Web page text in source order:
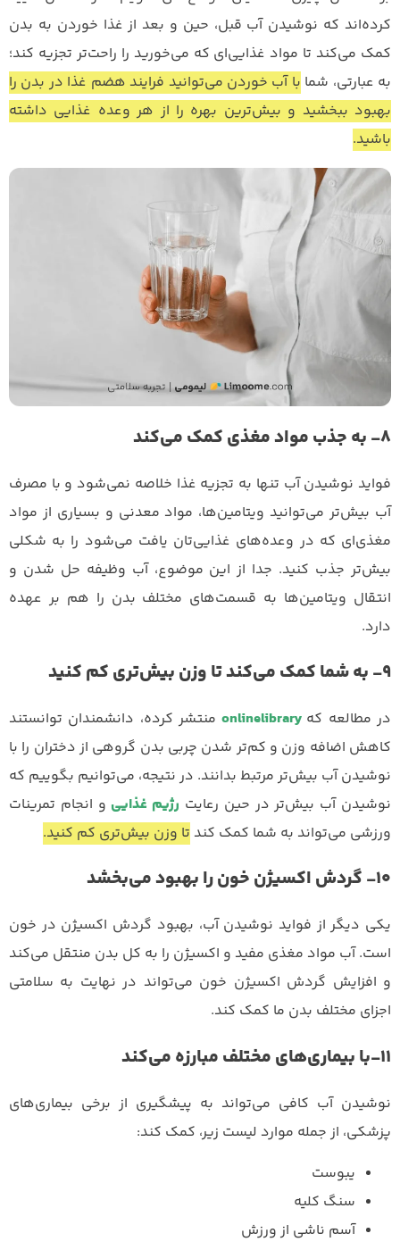
کرده‌اند که نوشیدن آب قبل، حین و بعد از غذا خوردن به بدن
کمک می‌کند تا مواد غذایی‌ای که می‌خورید را راحت‌تر تجزیه کند؛
به عبارتی، شما با آب خوردن می‌توانید فرایند هضم غذا در بدن را
بهبود ببخشید و بیش‌ترین بهره را از هر وعده غذایی داشته
باشید.
۸- به جذب مواد مغذی کمک می‌کند
فواید نوشیدن آب تنها به تجزیه غذا خلاصه نمی‌شود و با مصرف
آب بیش‌تر می‌توانید ویتامین‌ها، مواد معدنی و بسیاری از مواد
مغذی‌ای که در وعده‌های غذایی‌تان یافت می‌شود را به شکلی
بیش‌تر جذب کنید. جدا از این موضوع، آب وظیفه حل شدن و
انتقال ویتامین‌ها به قسمت‌های مختلف بدن را هم بر عهده
دارد.
۹- به شما کمک می‌کند تا وزن بیش‌تری کم کنید
در مطالعه که
منتشر کرده، دانشمندان توانستند
کاهش اضافه وزن و کم‌تر شدن چربی بدن گروهی از دختران را با
نوشیدن آب بیش‌تر مرتبط بدانند. در نتیجه، می‌توانیم بگوییم که
نوشیدن آب بیش‌تر در حین رعایت رژیم غذایی و انجام تمرینات
ورزشی می‌تواند به شما کمک کند تا وزن بیش‌تری کم کنید.
۱۰- گردش اکسیژن خون را بهبود می‌بخشد
یکی دیگر از فواید نوشیدن آب، بهبود گردش اکسیژن در خون
است. آب مواد مغذی مفید و اکسیژن را به کل بدن منتقل می‌کند
و افزایش گردش اکسیژن خون می‌تواند در نهایت به سلامتی
اجزای مختلف بدن ما کمک کند.
۱۱-با بیماری‌های مختلف مبارزه می‌کند
نوشیدن آب کافی می‌تواند به پیشگیری از برخی بیماری‌های
پزشکی، از جمله موارد لیست زیر، کمک کند:
یبوست
سنگ کلیه
آسم ناشی از ورزش